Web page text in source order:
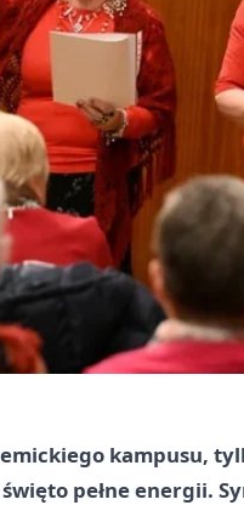
kampusu,
pełne energii.